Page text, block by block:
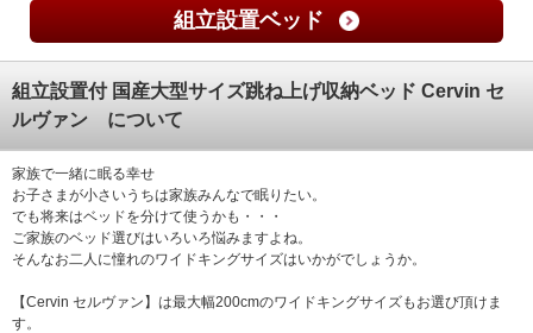
組立設置ベッド
組立設置付 国産大型サイズ跳ね上げ収納ベッド Cervin セ
ルヴァン について
家族で一緒に眠る幸せ
お子さまが小さいうちは家族みんなで眠りたい。
でも将来はベッドを分けて使うかも・・・
ご家族のベッド選びはいろいろ悩みますよね。
そんなお二人に憧れのワイドキングサイズはいかがでしょうか。
【Cervin セルヴァン】は最大幅200cmのワイドキングサイズもお選び頂けま
す。